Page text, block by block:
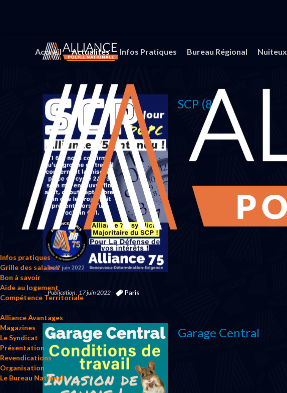
Accueil Actualités Infos Pratiques Bureau Régional Nuiteux
Infos pratiques
Grille des salaires
Bon à savoir
Aide au logement
Compétence Territoriale
Alliance Avantages
Magazines
Le Syndicat
Présentation
Revendications
Organisation
Le Bureau National
Vous êtes ici : Accueil
SCP (8)
Publication : 17 juin 2022 Paris
Garage Central